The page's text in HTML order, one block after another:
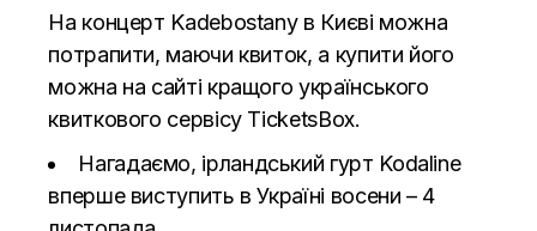
На концерт Kadebostany в Києві можна
потрапити, маючи квиток, а купити його
можна на сайті кращого українського
квиткового сервісу TicketsBox.
Нагадаємо, ірландський гурт Kodaline
вперше виступить в Україні восени – 4